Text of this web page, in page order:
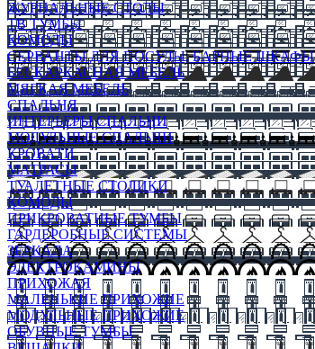
ЖУРНАЛЬНЫЕ СТОЛЫ
ТВ ТУМБЫ
КОМОДЫ
СЕРВАНТЫ ДЛЯ ПОСУДЫ, БАРНЫЕ ШКАФЫ
БЕСКАРКАСНАЯ МЕБЕЛЬ
МЯГКАЯ МЕБЕЛЬ
СПАЛЬНЯ
ИНТЕРЬЕРЫ СПАЛЬНИ
МОДУЛЬНЫЕ СПАЛЬНИ
КРОВАТИ
МАТРАСЫ
ТУАЛЕТНЫЕ СТОЛИКИ
КОМОДЫ
ПРИКРОВАТНЫЕ ТУМБЫ
ГАРДЕРОБНЫЕ СИСТЕМЫ
ЗЕРКАЛА
ЭЛЕКТРОКАМИНЫ
ПРИХОЖАЯ
МАЛЕНЬКИЕ ПРИХОЖИЕ
МОДУЛЬНЫЕ ПРИХОЖИЕ
ОБУВНЫЕ ТУМБЫ